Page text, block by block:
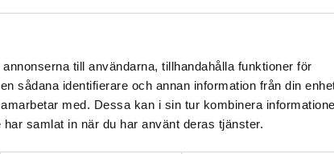
till användarna, tillhandahålla funktioner för
sådana identifierare och annan information från din
med. Dessa kan i sin tur kombinera
samlat in när du har använt deras tjänster.
Strömtång
Dranetz Strömtång TR2550B 0,1-100A